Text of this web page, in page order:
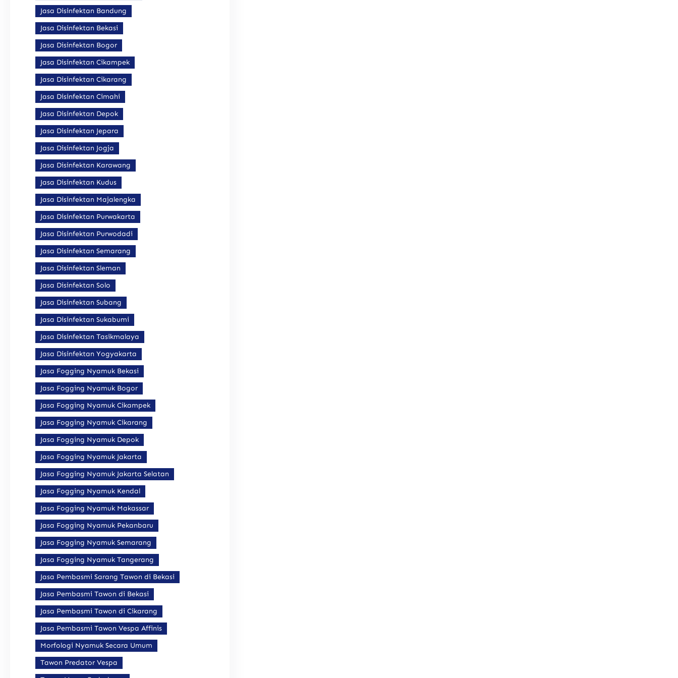
Jasa Disinfektan Bandung
Jasa Disinfektan Bekasi
Jasa Disinfektan Bogor
Jasa Disinfektan Cikampek
Jasa Disinfektan Cikarang
Jasa Disinfektan Cimahi
Jasa Disinfektan Depok
Jasa Disinfektan Jepara
Jasa Disinfektan Jogja
Jasa Disinfektan Karawang
Jasa Disinfektan Kudus
Jasa Disinfektan Majalengka
Jasa Disinfektan Purwakarta
Jasa Disinfektan Purwodadi
Jasa Disinfektan Semarang
Jasa Disinfektan Sleman
Jasa Disinfektan Solo
Jasa Disinfektan Subang
Jasa Disinfektan Sukabumi
Jasa Disinfektan Tasikmalaya
Jasa Disinfektan Yogyakarta
Jasa Fogging Nyamuk Bekasi
Jasa Fogging Nyamuk Bogor
Jasa Fogging Nyamuk Cikampek
Jasa Fogging Nyamuk Cikarang
Jasa Fogging Nyamuk Depok
Jasa Fogging Nyamuk Jakarta
Jasa Fogging Nyamuk Jakarta Selatan
Jasa Fogging Nyamuk Kendal
Jasa Fogging Nyamuk Makassar
Jasa Fogging Nyamuk Pekanbaru
Jasa Fogging Nyamuk Semarang
Jasa Fogging Nyamuk Tangerang
Jasa Pembasmi Sarang Tawon di Bekasi
Jasa Pembasmi Tawon di Bekasi
Jasa Pembasmi Tawon di Cikarang
Jasa Pembasmi Tawon Vespa Affinis
Morfologi Nyamuk Secara Umum
Tawon Predator Vespa